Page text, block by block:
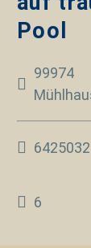
Pool
99974
6425032
6